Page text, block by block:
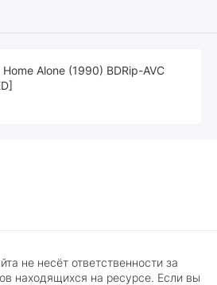
Alone (1990) BDRip-AVC
не несёт ответственности за
находящихся на ресурсе. Если вы